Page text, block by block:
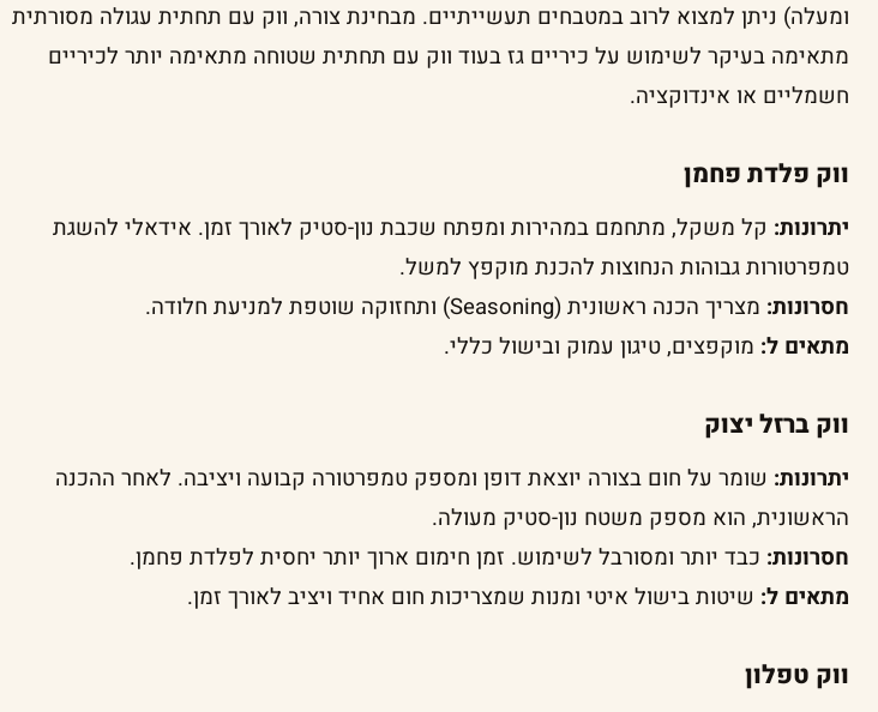
ומעלה) ניתן למצוא לרוב במטבחים תעשייתיים. מבחינת צורה, ווק עם תחתית עגולה מסורתית
מתאימה בעיקר לשימוש על כיריים גז בעוד ווק עם תחתית שטוחה מתאימה יותר לכיריים
חשמליים או אינדוקציה.
ווק פלדת פחמן
יתרונות: קל משקל, מתחמם במהירות ומפתח שכבת נון-סטיק לאורך זמן. אידאלי להשגת
טמפרטורות גבוהות הנחוצות להכנת מוקפץ למשל.
חסרונות: מצריך הכנה ראשונית (Seasoning) ותחזוקה שוטפת למניעת חלודה.
מתאים ל: מוקפצים, טיגון עמוק ובישול כללי.
ווק ברזל יצוק
יתרונות: שומר על חום בצורה יוצאת דופן ומספק טמפרטורה קבועה ויציבה. לאחר ההכנה
הראשונית, הוא מספק משטח נון-סטיק מעולה.
חסרונות: כבד יותר ומסורבל לשימוש. זמן חימום ארוך יותר יחסית לפלדת פחמן.
מתאים ל: שיטות בישול איטי ומנות שמצריכות חום אחיד ויציב לאורך זמן.
ווק טפלון